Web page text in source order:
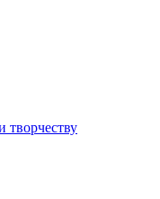
творчеству